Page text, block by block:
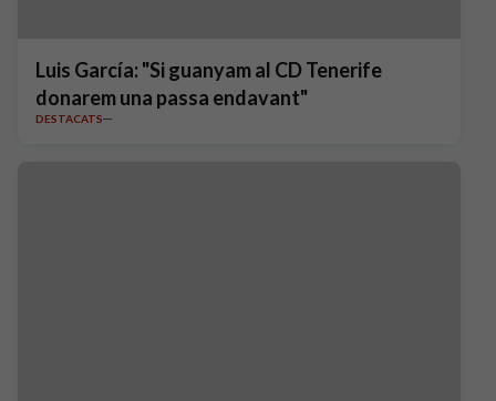
Luis García: "Si guanyam al CD Tenerife
donarem una passa endavant"
DESTACATS